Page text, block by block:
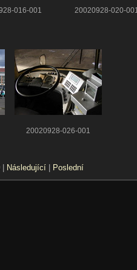
016-001 20020928-020-001
20020928-026-001
Následující Poslední